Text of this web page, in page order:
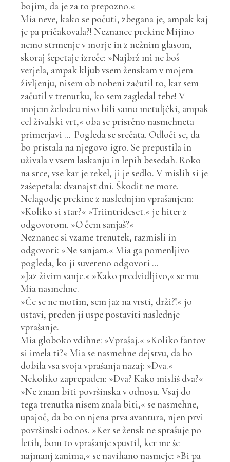
bojim, da je za to prepozno.«
Mia neve, kako se počuti, zbegana je, ampak kaj
je pa pričakovala?! Neznanec prekine Mijino
nemo strmenje v morje in z nežnim glasom,
skoraj šepetaje izreče: »Najbrž mi ne boš
verjela, ampak kljub vsem ženskam v mojem
življenju, nisem ob nobeni začutil to, kar sem
začutil v trenutku, ko sem zagledal tebe! V
mojem želodcu niso bili samo metuljčki, ampak
cel živalski vrt,« oba se prisrčno nasmehneta
primerjavi … Pogleda se srečata. Odloči se, da
bo pristala na njegovo igro. Se prepustila in
uživala v vsem laskanju in lepih besedah. Roko
na srce, vse kar je rekel, ji je sedlo. V mislih si je
zašepetala: dvanajst dni. Škodit ne more.
Nelagodje prekine z naslednjim vprašanjem:
»Koliko si star?« »Triintrideset.« je hiter z
odgovorom. »O čem sanjaš?«
Neznanec si vzame trenutek, razmisli in
odgovori: »Ne sanjam.« Mia ga pomenljivo
pogleda, ko ji suvereno odgovori …
»Jaz živim sanje.« »Kako predvidljivo,« se mu
Mia nasmehne.
»Če se ne motim, sem jaz na vrsti, drži?!« jo
ustavi, preden ji uspe postaviti naslednje
vprašanje.
Mia globoko vdihne: »Vprašaj.« »Koliko fantov
si imela ti?« Mia se nasmehne dejstvu, da bo
dobila vsa svoja vprašanja nazaj: »Dva.«
Nekoliko zaprepaden: »Dva? Kako misliš dva?«
»Ne znam biti površinska v odnosu. Vsaj do
tega trenutka nisem znala biti,« se nasmehne,
upajoč, da bo on njena prva avantura, njen prvi
površinski odnos. »Ker se žensk ne sprašuje po
letih, bom to vprašanje spustil, ker me še
najmanj zanima,« se navihano nasmeje: »Bi pa